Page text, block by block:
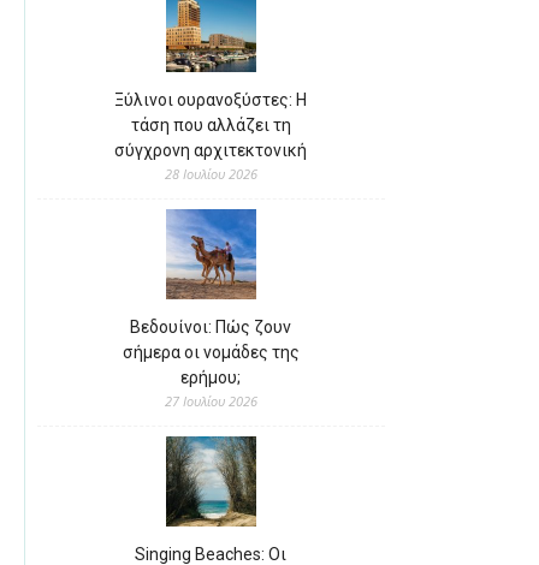
Ξύλινοι ουρανοξύστες: Η
τάση που αλλάζει τη
σύγχρονη αρχιτεκτονική
28 Ιουλίου 2026
Βεδουίνοι: Πώς ζουν
σήμερα οι νομάδες της
ερήμου;
27 Ιουλίου 2026
Singing Beaches: Οι